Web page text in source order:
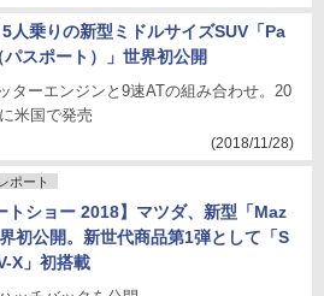
人乗りの新型ミドルサイズSUV「Pa
スポート）」世界初公開
ターエンジンと9速ATの組み合わせ。20
米国で発売
(2018/11/28)
ポート
トショー 2018】マツダ、新型「Maz
初公開。新世代商品第1弾として「S
X」初搭載